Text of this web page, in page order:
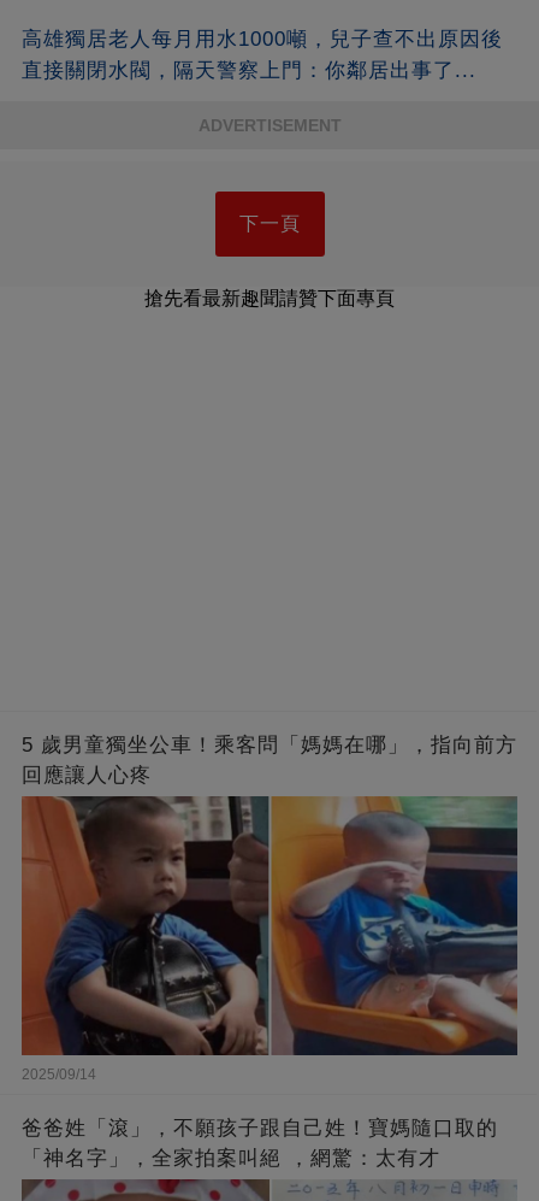
高雄獨居老人每月用水1000噸，兒子查不出原因後
直接關閉水閥，隔天警察上門：你鄰居出事了...
ADVERTISEMENT
下一頁
搶先看最新趣聞請贊下面專頁
5 歲男童獨坐公車！乘客問「媽媽在哪」，指向前方
回應讓人心疼
2025/09/14
爸爸姓「滾」，不願孩子跟自己姓！寶媽隨口取的
「神名字」，全家拍案叫絕 ，網驚：太有才